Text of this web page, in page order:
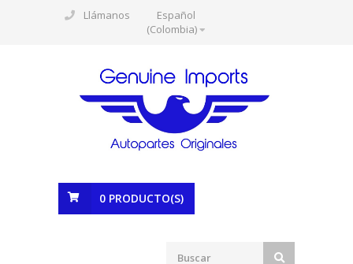
Llámanos
Español
(Colombia)
0 PRODUCTO(S)